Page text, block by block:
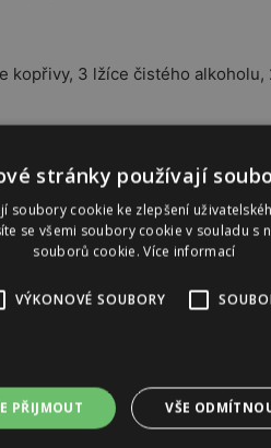
kopřivy, 3 lžíce čistého alkoholu,
nádoby, zalijeme ji alkoholem,
přecedíme přes jemné
masírujeme pokožku hlavy.
stránky používají
soubory cookie ke zlepšení
se všemi soubory cookie v souladu s
souborů cookie.Více informací
VÝKONOVÉ SOUBORY
PŘIJMOUT VŠE